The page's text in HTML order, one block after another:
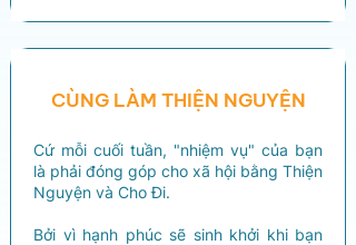
CÙNG LÀM THIỆN NGUYỆN
Cứ mỗi cuối tuần, "nhiệm vụ" của bạn
là phải đóng góp cho xã hội bằng Thiện
Nguyện và Cho Đi.
Bởi vì hạnh phúc sẽ sinh khởi khi bạn